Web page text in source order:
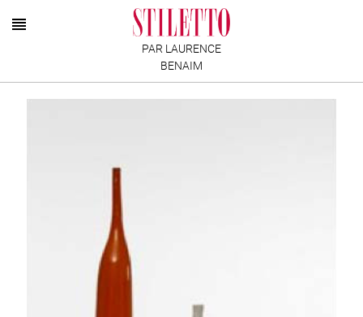
PAR LAURENCE
BENAIM